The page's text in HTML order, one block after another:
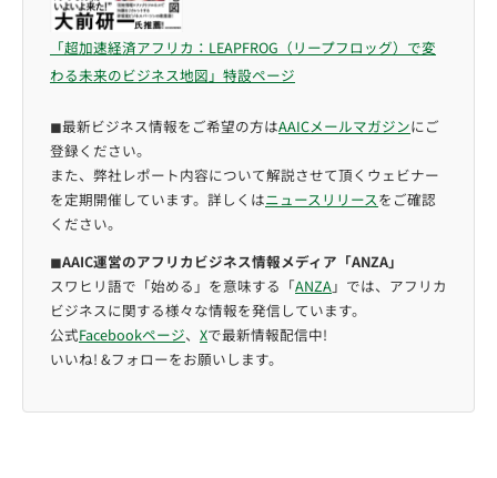
「超加速経済アフリカ：LEAPFROG（リープフロッグ）で変
わる未来のビジネス地図」特設ページ
◼︎最新ビジネス情報をご希望の方はAAICメールマガジンにご
登録ください。
また、弊社レポート内容について解説させて頂くウェビナー
を定期開催しています。詳しくはニュースリリースをご確認
ください。
◼︎AAIC運営のアフリカビジネス情報メディア「ANZA」
スワヒリ語で「始める」を意味する「ANZA」では、アフリカ
ビジネスに関する様々な情報を発信しています。
公式Facebookページ、 Xで最新情報配信中!
いいね! &フォローをお願いします。